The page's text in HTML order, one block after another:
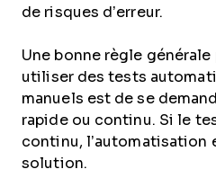
de risques d’erreur.
Une bonne règle
utiliser des tests
manuels est de se
rapide ou continu. Si le
continu, l’automatisation
solution.